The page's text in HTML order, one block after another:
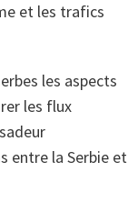
et les trafics
les aspects
les flux
entre la Serbie et